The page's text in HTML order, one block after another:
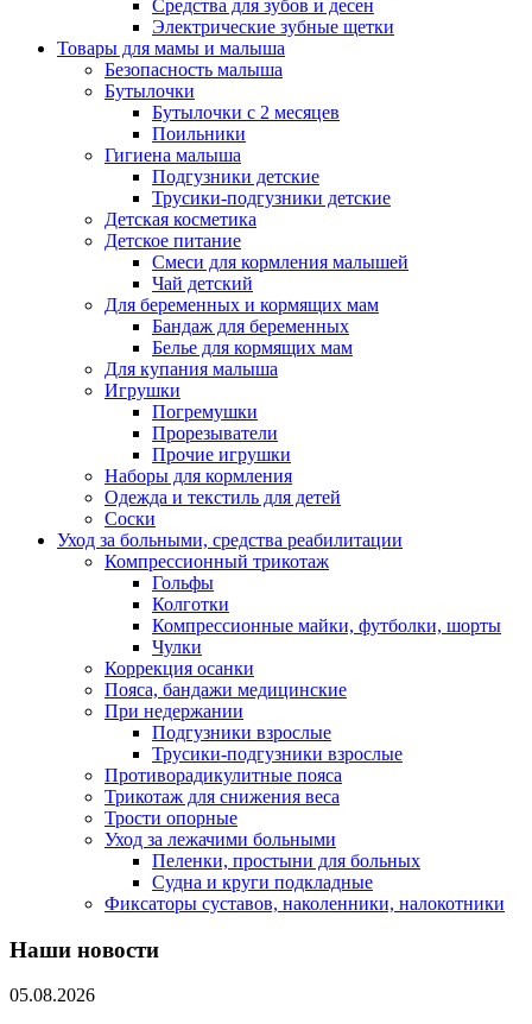
Средства для зубов и десен
Электрические зубные щетки
Товары для мамы и малыша
Безопасность малыша
Бутылочки
Бутылочки с 2 месяцев
Поильники
Гигиена малыша
Подгузники детские
Трусики-подгузники детские
Детская косметика
Детское питание
Смеси для кормления малышей
Чай детский
Для беременных и кормящих мам
Бандаж для беременных
Белье для кормящих мам
Для купания малыша
Игрушки
Погремушки
Прорезыватели
Прочие игрушки
Наборы для кормления
Одежда и текстиль для детей
Соски
Уход за больными, средства реабилитации
Компрессионный трикотаж
Гольфы
Колготки
Компрессионные майки, футболки, шорты
Чулки
Коррекция осанки
Пояса, бандажи медицинские
При недержании
Подгузники взрослые
Трусики-подгузники взрослые
Противорадикулитные пояса
Трикотаж для снижения веса
Трости опорные
Уход за лежачими больными
Пеленки, простыни для больных
Судна и круги подкладные
Фиксаторы суставов, наколенники, налокотники
Наши новости
05.08.2026